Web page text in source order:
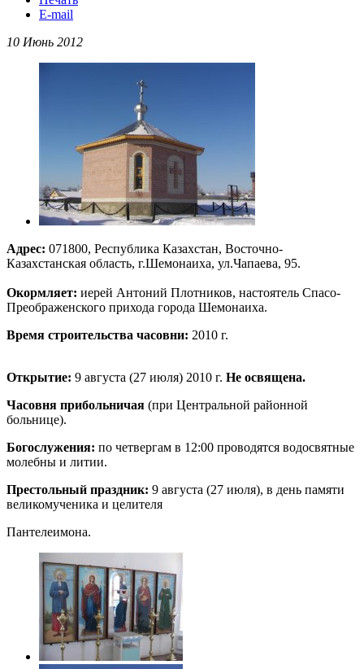
E-mail
10 Июнь 2012
Адрес: 071800, Республика Казахстан, Восточно-
Казахстанская область, г.Шемонаиха, ул.Чапаева, 95.
Окормляет: иерей Антоний Плотников, настоятель Спасо-
Преображенского прихода города Шемонаиха.
Время строительства часовни: 2010 г.
Открытие: 9 августа (27 июля) 2010 г. Не освящена.
Часовня прибольничая (при Центральной районной
больнице).
Богослужения: по четвергам в 12:00 проводятся водосвятные
молебны и литии.
Престольный праздник: 9 августа (27 июля), в день памяти
великомученика и целителя
Пантелеимона.